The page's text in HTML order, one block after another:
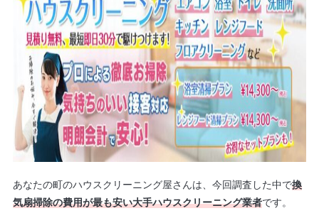
あなたの町のハウスクリーニング屋さんは、今回調査した中で換
気扇掃除の費用が最も安い大手ハウスクリーニング業者です。